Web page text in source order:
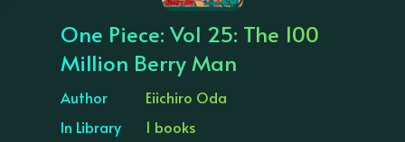
One Piece: Vol 25: The 100
Million Berry Man
Author
Eiichiro Oda
In Library
1 books